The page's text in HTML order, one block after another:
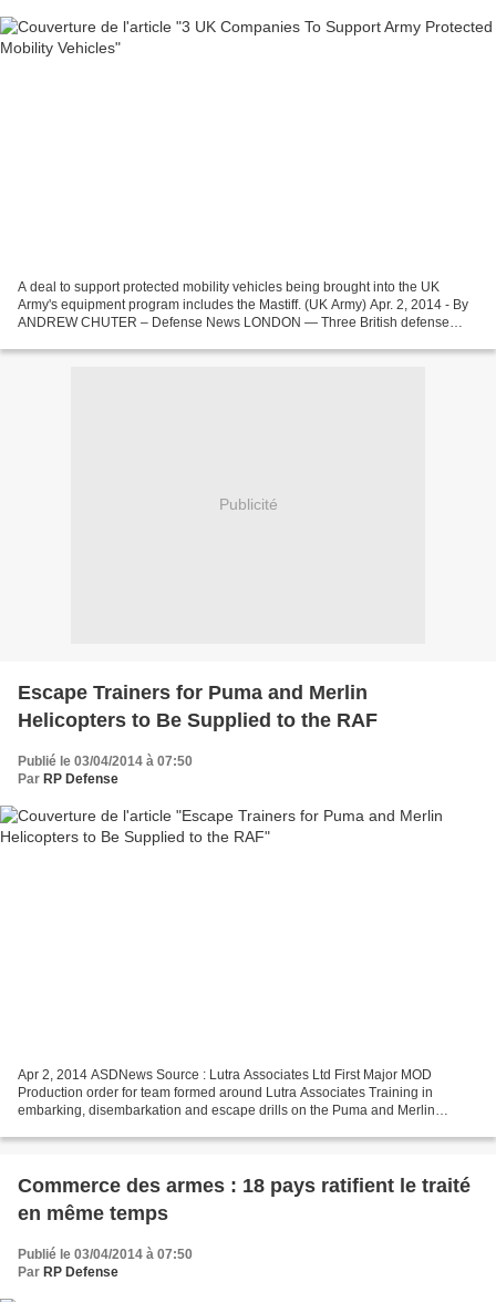
A deal to support protected mobility vehicles being brought into the UK
Army's equipment program includes the Mastiff. (UK Army) Apr. 2, 2014 - By
ANDREW CHUTER – Defense News LONDON — Three British defense
Publicité
Escape Trainers for Puma and Merlin
Helicopters to Be Supplied to the RAF
Publié le 03/04/2014 à 07:50
Par RP Defense
Apr 2, 2014 ASDNews Source : Lutra Associates Ltd First Major MOD
Production order for team formed around Lutra Associates Training in
embarking, disembarkation and escape drills on the Puma and Merlin
Commerce des armes : 18 pays ratifient le traité
en même temps
Publié le 03/04/2014 à 07:50
Par RP Defense